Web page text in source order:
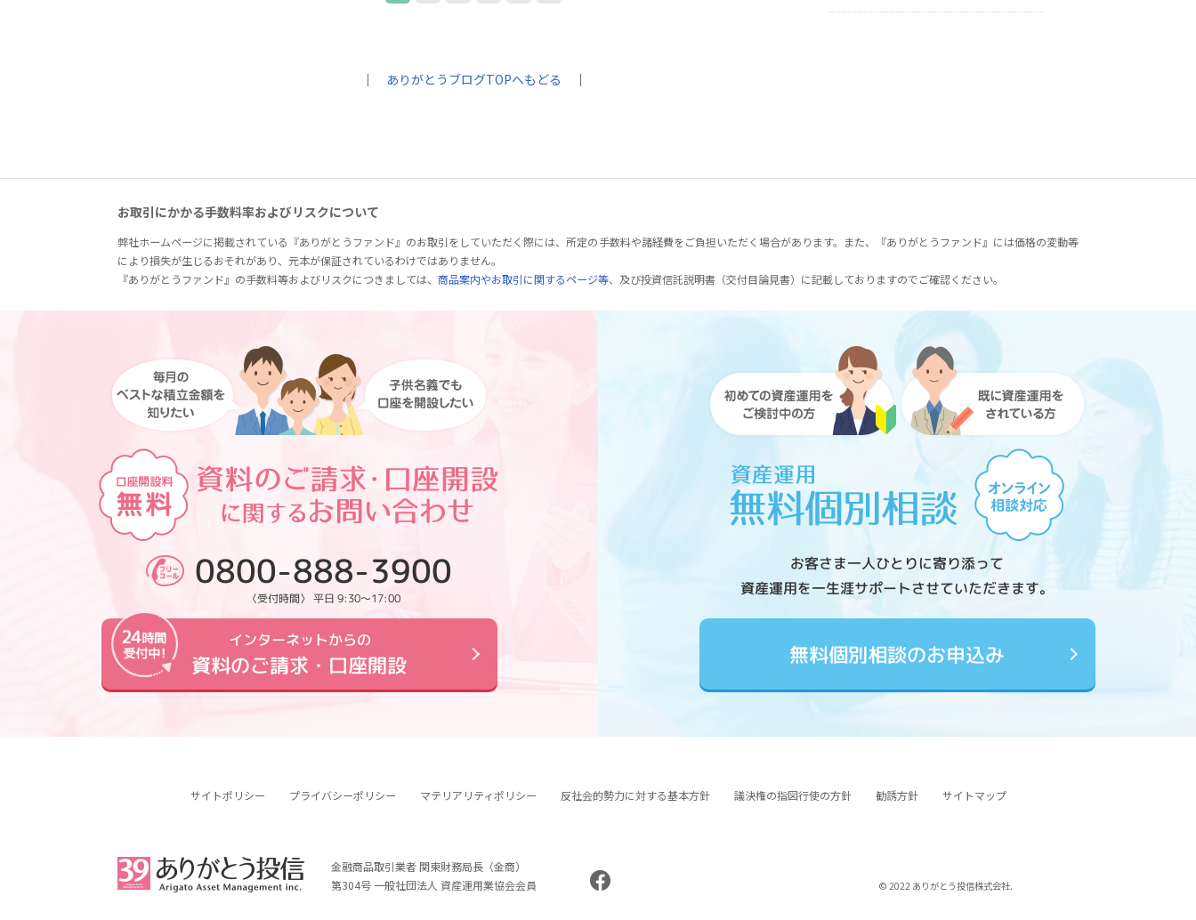
｜ ありがとうブログTOPへもどる ｜
お取引にかかる手数料率およびリスクについて
弊社ホームページに掲載されている『ありがとうファンド』のお取引をしていただく際には、所定の手数料や諸経費をご負担いただく場合があります。また、『ありがとうファンド』には価格の変動等
により損失が生じるおそれがあり、元本が保証されているわけではありません。
『ありがとうファンド』の手数料等およびリスクにつきましては、 商品案内やお取引に関するページ等、及び投資信託説明書（交付目論見書）に記載しておりますのでご確認ください。
0800-888-3900
〈受付時間〉 平日 9:30～17:00
インターネットからの
資料のご請求・口座開設
お客さま一人ひとりに寄り添って
資産運用を一生涯サポートさせていただきます。
無料個別相談のお申込み
サイトポリシー プライバシーポリシー マテリアリティポリシー 反社会的勢力に対する基本方針 議決権の指図行使の方針 勧誘方針 サイトマップ
金融商品取引業者 関東財務局長（金商）
第304号 一般社団法人 資産運用業協会会員
© 2022 ありがとう投信株式会社.